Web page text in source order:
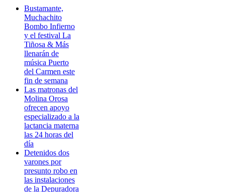
Bustamante,
Muchachito
Bombo Infierno
y el festival La
Tiñosa & Más
llenarán de
música Puerto
del Carmen este
fin de semana
Las matronas del
Molina Orosa
ofrecen apoyo
especializado a la
lactancia materna
las 24 horas del
día
Detenidos dos
varones por
presunto robo en
las instalaciones
de la Depuradora